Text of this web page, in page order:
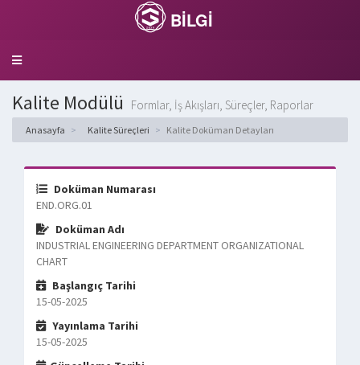
BİLGİ
Toggle
Kalite Modülü Formlar, İş Akışları, Süreçler, Raporlar
Anasayfa Kalite Süreçleri Kalite Doküman Detayları
Doküman Numarası
END.ORG.01
Doküman Adı
INDUSTRIAL ENGINEERING DEPARTMENT ORGANIZATIONAL
CHART
Başlangıç Tarihi
15-05-2025
Yayınlama Tarihi
15-05-2025